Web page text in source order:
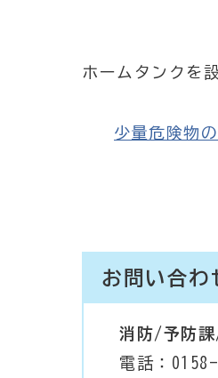
ホームタンクを
少量危険物
お問い合わ
消防/予防
電話：